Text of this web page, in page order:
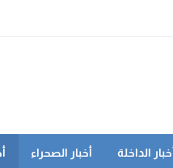
الداخلة أخبار الصحراء